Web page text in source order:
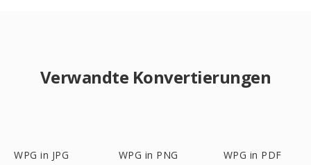
Verwandte Konvertierungen
WPG in JPG WPG in PNG WPG in PDF